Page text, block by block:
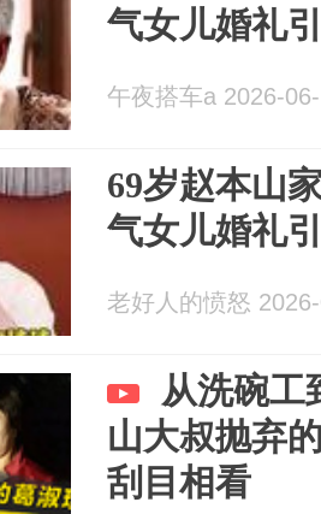
气女儿婚礼
午夜搭车a 2026-
69岁赵本山
气女儿婚礼
老好人的愤怒
从洗碗工
山大叔抛弃
刮目相看